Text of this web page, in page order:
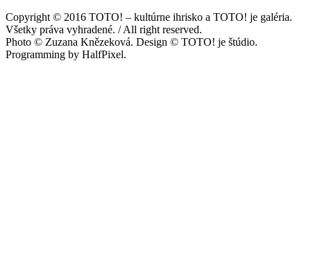
Copyright © 2016 TOTO! – kultúrne ihrisko a TOTO! je galéria.
Všetky práva vyhradené. / All right reserved.
Photo © Zuzana Knězeková. Design © TOTO! je štúdio.
Programming by HalfPixel.